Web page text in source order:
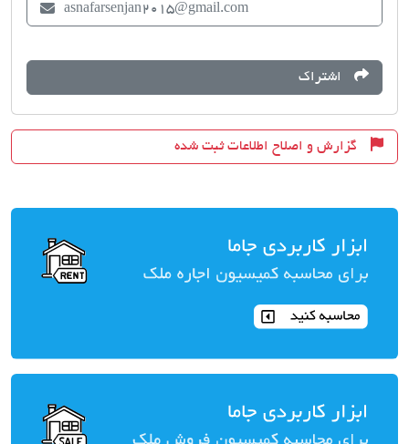
asnafarsenjan2015@gmail.com
اشتراک
گزارش و اصلاح اطلاعات ثبت شده